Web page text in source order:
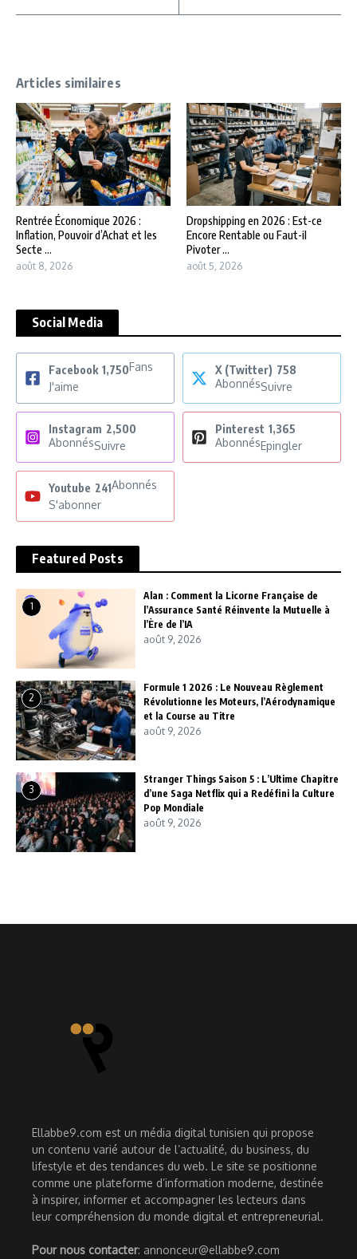
Articles similaires
Rentrée Économique 2026 :
Inflation, Pouvoir d’Achat et les
Secte ...
août 8, 2026
Dropshipping en 2026 : Est-ce
Encore Rentable ou Faut-il
Pivoter ...
août 5, 2026
Social Media
Facebook 1,750Fans
J'aime
X (Twitter) 758
AbonnésSuivre
Instagram 2,500
AbonnésSuivre
Pinterest 1,365
AbonnésEpingler
Youtube 241Abonnés
S'abonner
Featured Posts
1
Alan : Comment la Licorne Française de
l’Assurance Santé Réinvente la Mutuelle à
l’Ère de l’IA
août 9, 2026
2
Formule 1 2026 : Le Nouveau Règlement
Révolutionne les Moteurs, l’Aérodynamique
et la Course au Titre
août 9, 2026
3
Stranger Things Saison 5 : L’Ultime Chapitre
d’une Saga Netflix qui a Redéfini la Culture
Pop Mondiale
août 9, 2026
Ellabbe9.com est un média digital tunisien qui propose
un contenu varié autour de l’actualité, du business, du
lifestyle et des tendances du web. Le site se positionne
comme une plateforme d’information moderne, destinée
à inspirer, informer et accompagner les lecteurs dans
leur compréhension du monde digital et entrepreneurial.
Pour nous contacter: annonceur@ellabbe9.com